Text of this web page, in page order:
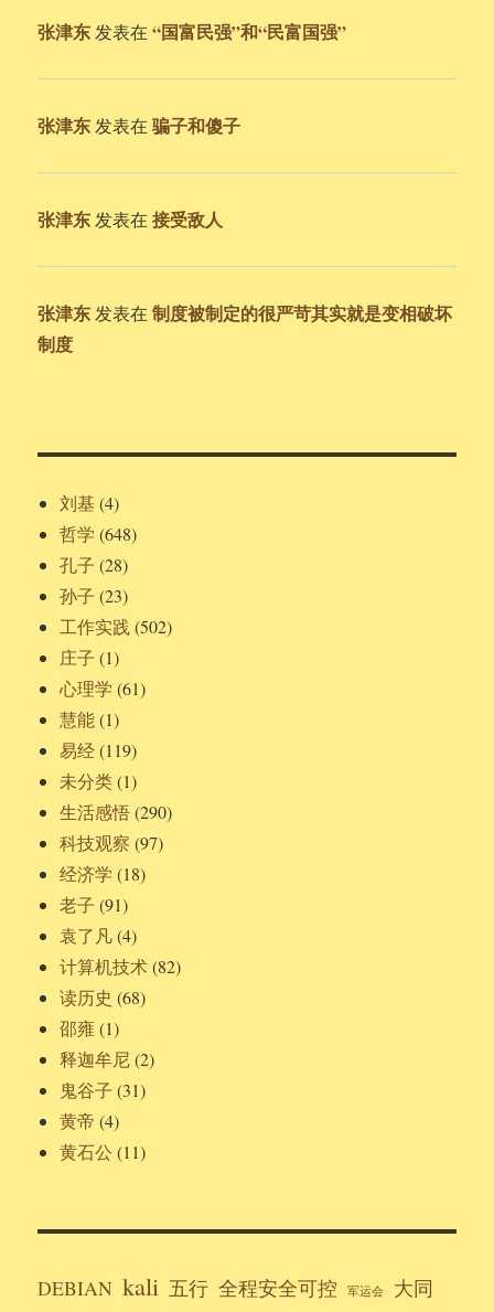
张津东 发表在“国富民强”和“民富国强”
张津东 发表在骗子和傻子
张津东 发表在接受敌人
张津东 发表在制度被制定的很严苛其实就是变相破坏
制度
刘基 (4)
哲学 (648)
孔子 (28)
孙子 (23)
工作实践 (502)
庄子 (1)
心理学 (61)
慧能(1)
易经(119)
未分类(1)
生活感悟(290)
科技观察 (97)
经济学 (18)
老子 (91)
袁了凡(4)
计算机技术(82)
读历史 (68)
邵雍 (1)
释迦牟尼(2)
鬼谷子 (31)
黄帝 (4)
黄石公 (11)
DEBIAN kali 五行 全程安全可控 军运会
大同